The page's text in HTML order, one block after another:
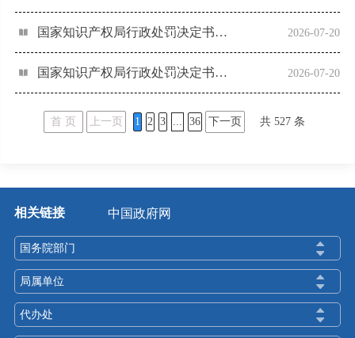
国家知识产权局行政处罚决定书（彭毅） 2026-07-20
国家知识产权局行政处罚决定书（南京普睿益思知识产权代理事务所（普通合伙）） 2026-07-20
首 页 上一页 1 2 3 ... 36 下一页 共 527条
相关链接 中国政府网
国务院部门
局属单位
代办处